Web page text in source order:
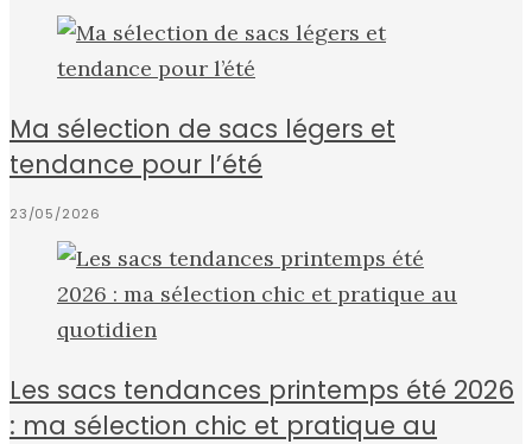
Ma sélection de sacs légers et
tendance pour l’été
23/05/2026
Les sacs tendances printemps été 2026
: ma sélection chic et pratique au